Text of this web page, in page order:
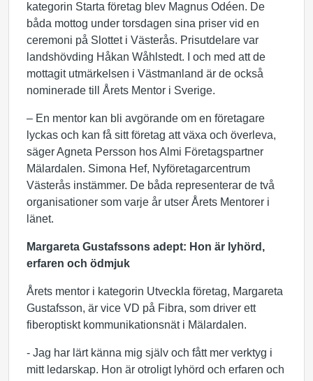
kategorin Starta företag blev Magnus Odéen. De
båda mottog under torsdagen sina priser vid en
ceremoni på Slottet i Västerås. Prisutdelare var
landshövding Håkan Wåhlstedt. I och med att de
mottagit utmärkelsen i Västmanland är de också
nominerade till Årets Mentor i Sverige.
– En mentor kan bli avgörande om en företagare
lyckas och kan få sitt företag att växa och överleva,
säger Agneta Persson hos Almi Företagspartner
Mälardalen. Simona Hef, Nyföretagarcentrum
Västerås instämmer. De båda representerar de två
organisationer som varje år utser Årets Mentorer i
länet.
Margareta Gustafssons adept: Hon är lyhörd,
erfaren och ödmjuk
Årets mentor i kategorin Utveckla företag, Margareta
Gustafsson, är vice VD på Fibra, som driver ett
fiberoptiskt kommunikationsnät i Mälardalen.
- Jag har lärt känna mig själv och fått mer verktyg i
mitt ledarskap. Hon är otroligt lyhörd och erfaren och